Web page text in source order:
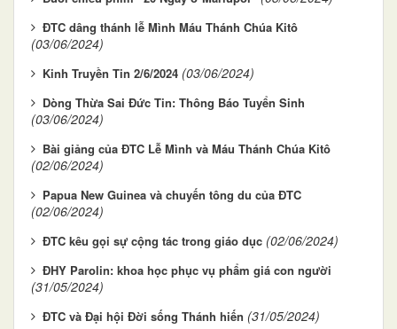
ĐTC dâng thánh lễ Mình Máu Thánh Chúa Kitô
(03/06/2024)
Kinh Truyền Tin 2/6/2024 (03/06/2024)
Dòng Thừa Sai Đức Tin: Thông Báo Tuyển Sinh
(03/06/2024)
Bài giảng của ĐTC Lễ Mình và Máu Thánh Chúa Kitô
(02/06/2024)
Papua New Guinea và chuyến tông du của ĐTC
(02/06/2024)
ĐTC kêu gọi sự cộng tác trong giáo dục (02/06/2024)
ĐHY Parolin: khoa học phục vụ phẩm giá con người
(31/05/2024)
ĐTC và Đại hội Đời sống Thánh hiến (31/05/2024)